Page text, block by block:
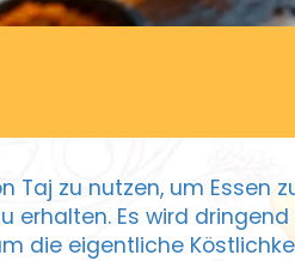
Taj zu nutzen, um Essen
erhalten. Es wird
die eigentliche